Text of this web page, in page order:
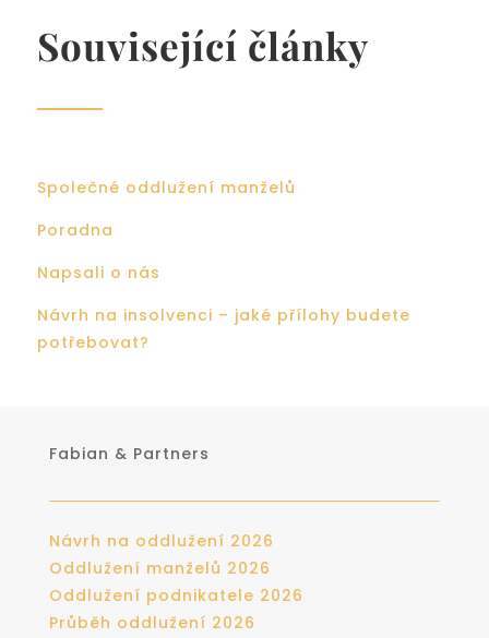
Související články
Společné oddlužení manželů
Poradna
Napsali o nás
Návrh na insolvenci – jaké přílohy budete
potřebovat?
Fabian & Partners
Návrh na oddlužení 2026
Oddlužení manželů 2026
Oddlužení podnikatele 2026
Průběh oddlužení 2026